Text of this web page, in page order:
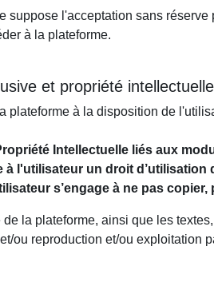
suppose l'acceptation sans
à la plateforme.
et propriété intellectuelle
plateforme à la disposition de
Intellectuelle liés aux
à l'utilisateur un droit
s’engage à ne pas
de la plateforme, ainsi que les
ou reproduction et/ou exploitation